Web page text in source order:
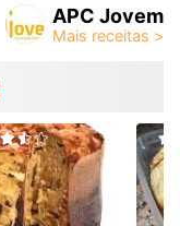
APC Jovem